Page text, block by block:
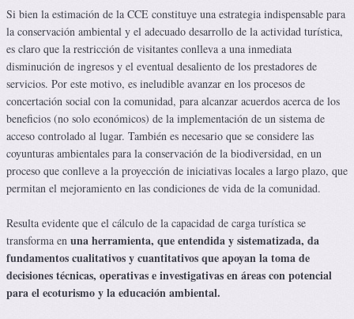
Si bien la estimación de la CCE constituye una estrategia indispensable para
la conservación ambiental y el adecuado desarrollo de la actividad turística,
es claro que la restricción de visitantes conlleva a una inmediata
disminución de ingresos y el eventual desaliento de los prestadores de
servicios. Por este motivo, es ineludible avanzar en los procesos de
concertación social con la comunidad, para alcanzar acuerdos acerca de los
beneficios (no solo económicos) de la implementación de un sistema de
acceso controlado al lugar. También es necesario que se considere las
coyunturas ambientales para la conservación de la biodiversidad, en un
proceso que conlleve a la proyección de iniciativas locales a largo plazo, que
permitan el mejoramiento en las condiciones de vida de la comunidad.
Resulta evidente que el cálculo de la capacidad de carga turística se
transforma en una herramienta, que entendida y sistematizada, da
fundamentos cualitativos y cuantitativos que apoyan la toma de
decisiones técnicas, operativas e investigativas en áreas con potencial
para el ecoturismo y la educación ambiental.